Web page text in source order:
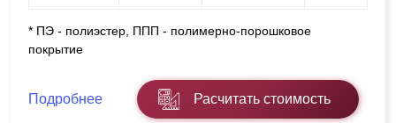
* ПЭ - полиэстер, ППП - полимерно-порошковое
покрытие
Подробнее Расчитать стоимость